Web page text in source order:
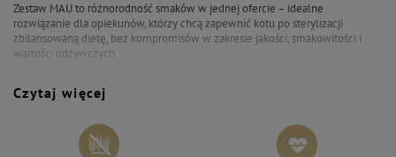
Zestaw MAU to różnorodność smaków w jednej ofercie – idealne
rozwiązanie dla opiekunów, którzy chcą zapewnić kotu po sterylizacji
zbilansowaną dietę, bez kompromisów w zakresie jakości, smakowitości i
wartości odżywczych.
żurawiną i melisą 185 g
Czytaj więcej